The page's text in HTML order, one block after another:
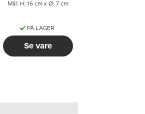
Mål: H: 16 cm x Ø: 7 cm
PÅ LAGER
Se vare